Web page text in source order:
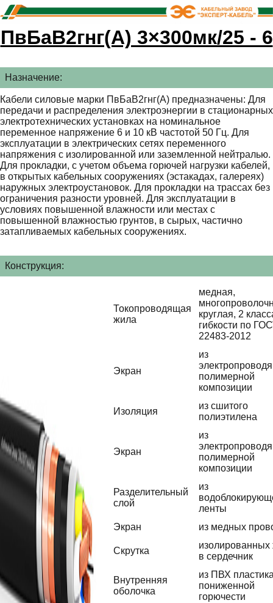
ПвБаВ2гнг(А) 3×300мк/25 - 6
Назначение:
Кабели силовые марки ПвБаВ2гнг(А) предназначены: Для
передачи и распределения электроэнергии в стационарных
электротехнических установках на номинальное
переменное напряжение 6 и 10 кВ частотой 50 Гц. Для
эксплуатации в электрических сетях переменного
напряжения с изолированной или заземленной нейтралью.
Для прокладки, с учетом объема горючей нагрузки кабелей,
в открытых кабельных сооружениях (эстакадах, галереях)
наружных электроустановок. Для прокладки на трассах без
ограничения разности уровней. Для эксплуатации в
условиях повышенной влажности или местах с
повышенной влажностью грунтов, в сырых, частично
затапливаемых кабельных сооружениях.
Конструкция:
Токопроводящая
жила
медная,
круглая, 2
гибкости по
22483-2012
Экран
из
полимерной
композиции
Изоляция
из сшитого
полиэтилена
Экран
из
полимерной
композиции
Разделительный
слой
из
ленты
Экран
из медных
Скрутка
изолированных
в сердечник
Внутренняя
оболочка
из ПВХ
пониженной
горючести